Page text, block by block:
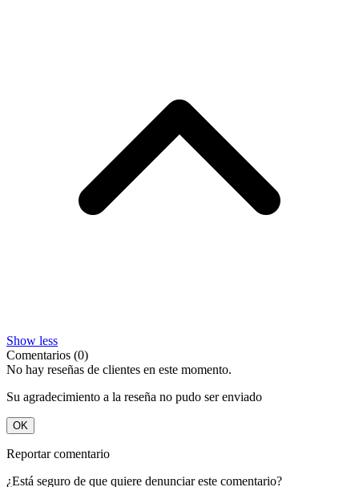
Show less
Comentarios (0)
No hay reseñas de clientes en este momento.
Su agradecimiento a la reseña no pudo ser enviado
OK
Reportar comentario
¿Está seguro de que quiere denunciar este comentario?